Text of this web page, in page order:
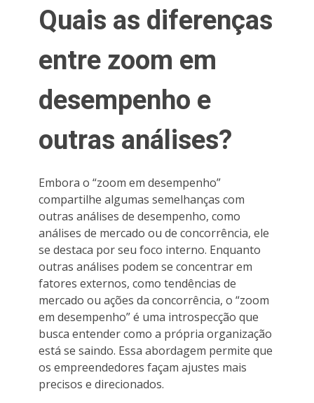
Quais as diferenças
entre zoom em
desempenho e
outras análises?
Embora o “zoom em desempenho”
compartilhe algumas semelhanças com
outras análises de desempenho, como
análises de mercado ou de concorrência, ele
se destaca por seu foco interno. Enquanto
outras análises podem se concentrar em
fatores externos, como tendências de
mercado ou ações da concorrência, o “zoom
em desempenho” é uma introspecção que
busca entender como a própria organização
está se saindo. Essa abordagem permite que
os empreendedores façam ajustes mais
precisos e direcionados.